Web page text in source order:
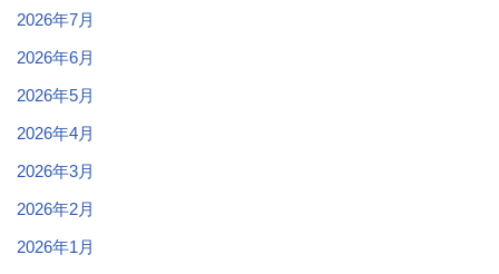
2026年7月
2026年6月
2026年5月
2026年4月
2026年3月
2026年2月
2026年1月